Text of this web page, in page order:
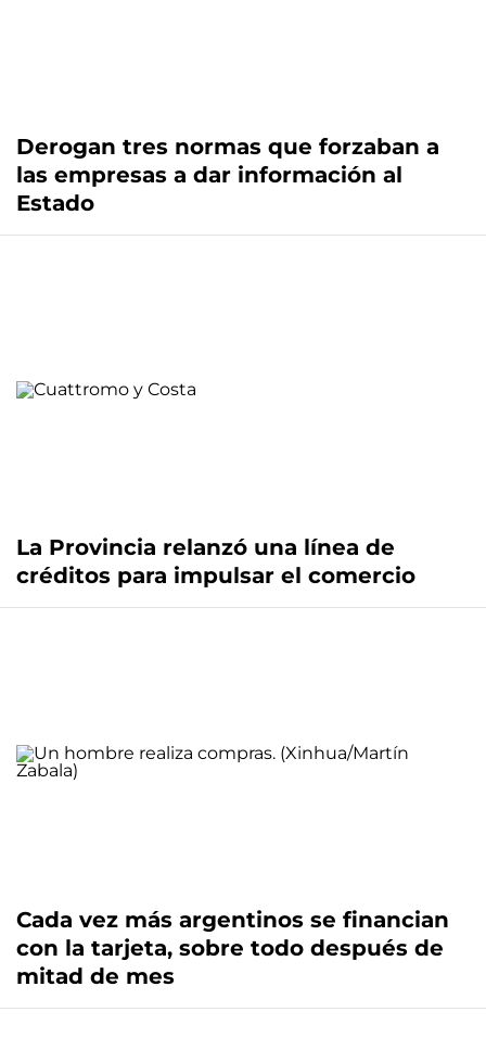
Derogan tres normas que forzaban a
las empresas a dar información al
Estado
La Provincia relanzó una línea de
créditos para impulsar el comercio
Cada vez más argentinos se financian
con la tarjeta, sobre todo después de
mitad de mes